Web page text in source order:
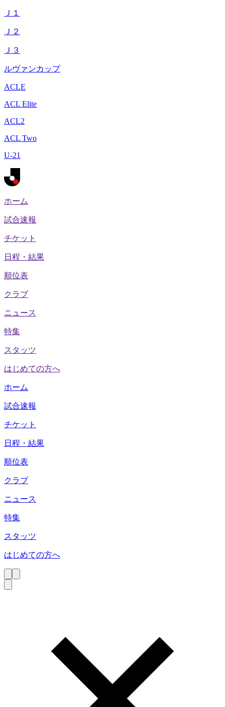
Ｊ１
Ｊ２
Ｊ３
ルヴァンカップ
ACLE
ACL Elite
ACL2
ACL Two
U-21
ホーム
試合速報
チケット
日程・結果
順位表
クラブ
ニュース
特集
スタッツ
はじめての方へ
ホーム
試合速報
チケット
日程・結果
順位表
クラブ
ニュース
特集
スタッツ
はじめての方へ